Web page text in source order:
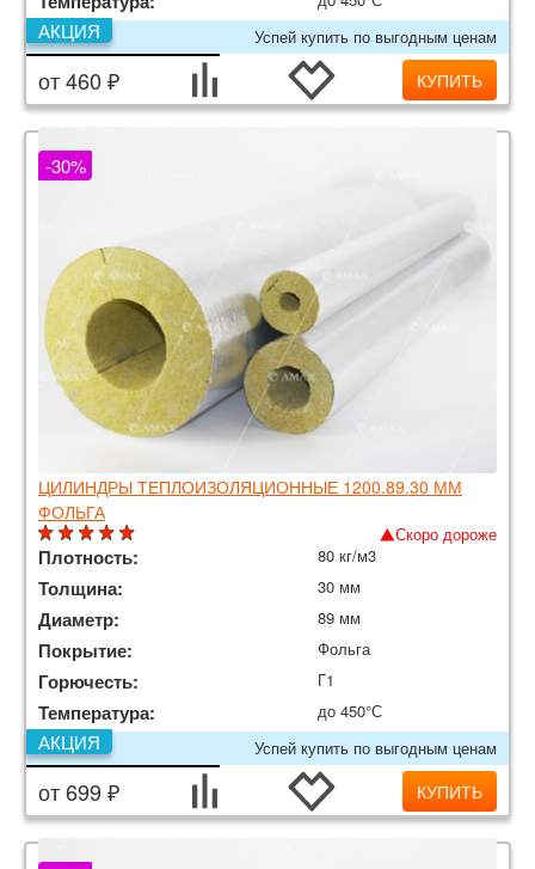
Успей купить по выгодным ценам
АКЦИЯ
от 460 ₽ КУПИТЬ
ЦИЛИНДРЫ ТЕПЛОИЗОЛЯЦИОННЫЕ 1200.89.30 ММ
ФОЛЬГА
-30%
Скоро дороже
Плотность: 80 кг/м3
Толщина: 30 мм
Диаметр: 89 мм
Покрытие: Фольга
Горючесть: Г1
Температура:
до 450°С
Успей купить по выгодным ценам
АКЦИЯ
от 699 ₽ КУПИТЬ